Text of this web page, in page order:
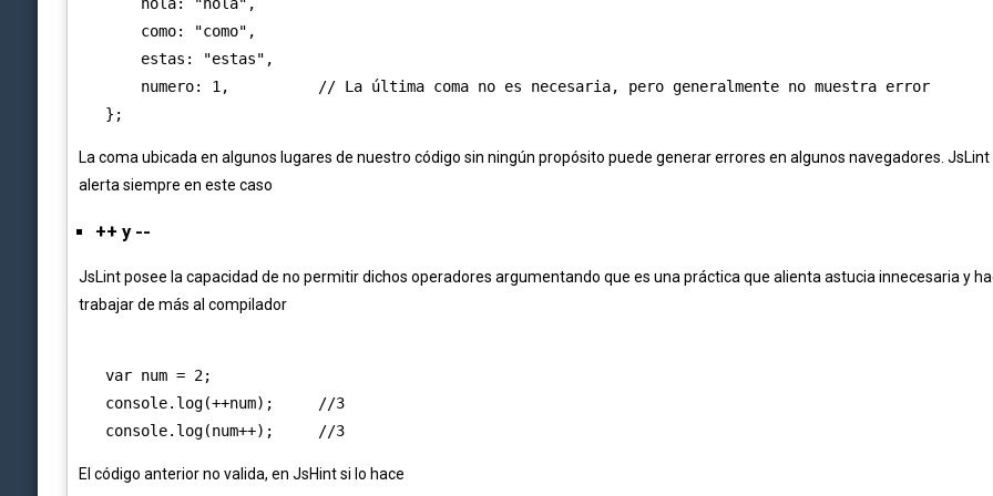
       hola: "hola",
       como: "como",
       estas: "estas",
       numero: 1,          // La última coma no es necesaria, pero generalmente no muestra error
La coma ubicada en algunos lugares de nuestro código sin ningún propósito puede generar errores en algunos navegadores. JsLint
alerta siempre en este caso
++ y --
JsLint posee la capacidad de no permitir dichos operadores argumentando que es una práctica que alienta astucia innecesaria y
trabajar de más al compilador
   var num = 2;
   console.log(++num);     //3
   console.log(num++);     //3
El código anterior no valida, en JsHint si lo hace